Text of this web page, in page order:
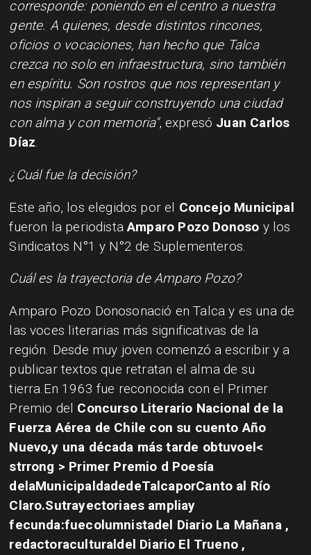
corresponde: poniendo en el centro a nuestra
gente. A quienes, desde distintos rincones,
oficios o vocaciones, han hecho que Talca
crezca no solo en infraestructura, sino también
en espíritu. Son rostros que nos representan y
nos inspiran a seguir construyendo una ciudad
con alma y con memoria", expresó Juan Carlos
Díaz.
¿Cuál fue la decisión?
Este año, los elegidos por el Concejo Municipal
fueron la periodistaAmparo Pozo Donoso y los
Sindicatos N°1 y N°2 de Suplementeros.
Cuál es la trayectoria de Amparo Pozo?
Amparo Pozo Donosonació en Talca y es una de
las voces literarias más significativas de la
región. Desde muy joven comenzó a escribir y a
publicar textos que retratan el alma de su
tierra.En 1963 fue reconocida con el Primer
Premio del Concurso Literario Nacional de la
Fuerza Aérea de Chile con su cuento Año
Nuevo,y una década más tarde obtuvoel<
strrong > Primer Premio d Poesía
delaMunicipaldadedeTalcaporCanto al Río
Claro.Sutrayectoriaes ampliay
fecunda:fuecolumnistadel Diario La Mañana ,
redactoraculturaldel Diario El Trueno ,